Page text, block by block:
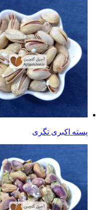
پسته اکبری تگری